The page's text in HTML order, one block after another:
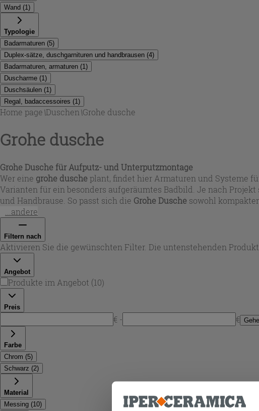
Wand (1)
Typologie
Badarmaturen (5)
Duplex-sätze, duschgarnituren und handbrausen (4)
Badarmaturen, armaturen (1)
Duscharme (1)
Duschsäulen (1)
Regal, badaccessoires (1)
Home page\Duschen \Grohe dusche
Grohe dusche
Grohe Dusche für Aufputz- und Unterputzmontage
Wer eine grohe dusche plant, findet hier Armaturen und Systeme
Varianten für ein besonders aufgeräumtes Badbild. Je nach
und Handbrause. So passt sich die Grohe Dusche sowohl
...andere
Filtern nach
Aktivieren Sie die gewünschten Filter. Die untenstehenden
Angebot
Produkte im Angebot (10)
Preis
€ - €
Farbe
Chrom (5)
Schwarz (2)
Material
Messing (10)